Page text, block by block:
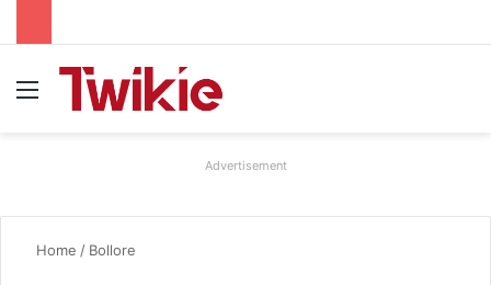
Advertisement
Home / Bollore